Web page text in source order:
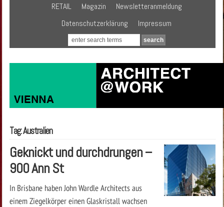
RETAIL
Magazin
Newsletteranmeldung
Datenschutzerklärung
Impressum
Tag: Australien
Geknickt und durchdrungen –
900 Ann St
In Brisbane haben John Wardle Architects aus
einem Ziegelkörper einen Glaskristall wachsen